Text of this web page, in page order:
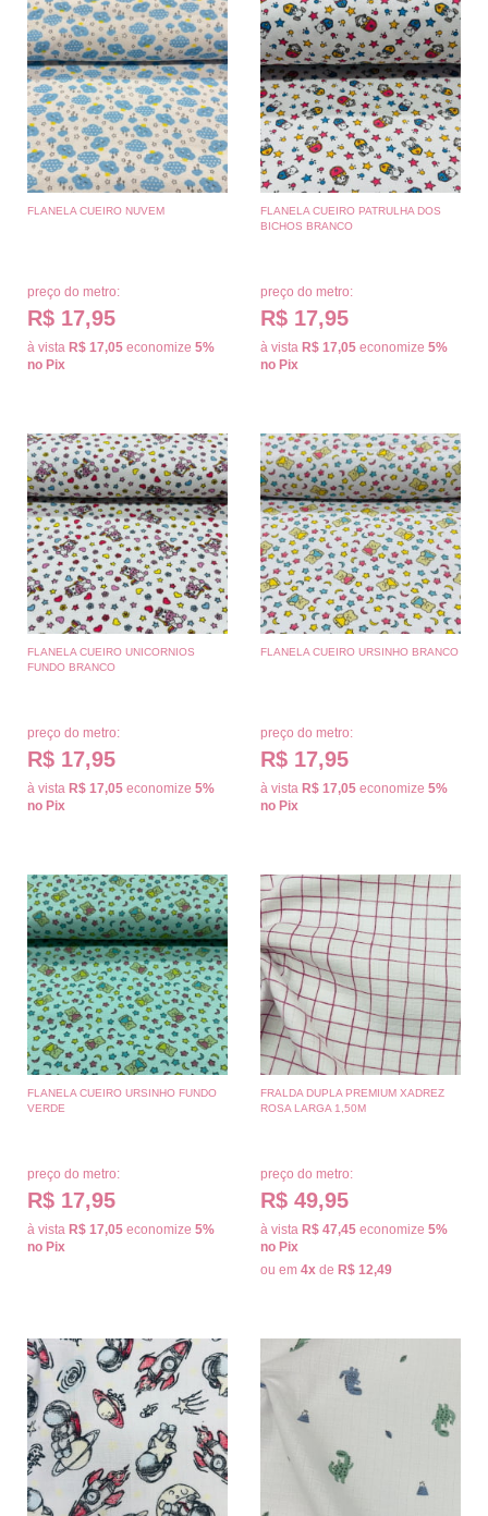
FLANELA CUEIRO NUVEM
preço do metro:
R$ 17,95
à vista R$ 17,05 economize 5%
no Pix
FLANELA CUEIRO PATRULHA DOS
BICHOS BRANCO
preço do metro:
R$ 17,95
à vista R$ 17,05 economize 5%
no Pix
FLANELA CUEIRO UNICORNIOS
FUNDO BRANCO
preço do metro:
R$ 17,95
à vista R$ 17,05 economize 5%
no Pix
FLANELA CUEIRO URSINHO BRANCO
preço do metro:
R$ 17,95
à vista R$ 17,05 economize 5%
no Pix
FLANELA CUEIRO URSINHO FUNDO
VERDE
preço do metro:
R$ 17,95
à vista R$ 17,05 economize 5%
no Pix
FRALDA DUPLA PREMIUM XADREZ
ROSA LARGA 1,50M
preço do metro:
R$ 49,95
à vista R$ 47,45 economize 5%
no Pix
ou em 4x de R$ 12,49